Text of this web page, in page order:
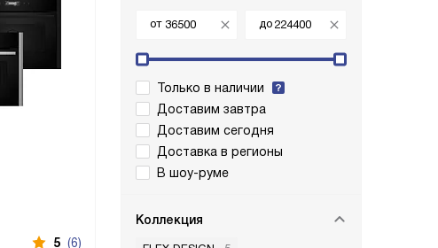
от до
Только в наличии
Доставим завтра
Доставим сегодня
Доставка в регионы
В шоу-руме
Коллекция
5 (6)